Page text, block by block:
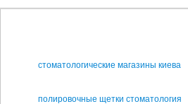
стоматологические магазины киева
полировочные щетки стоматология